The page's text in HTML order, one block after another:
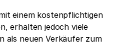
einem kostenpflichtigen
erhalten jedoch viele
als neuen Verkäufer zum